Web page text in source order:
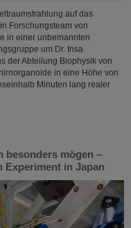
auf das
Forschungsteam von
in einer unbemannten
um Dr. Insa
der Abteilung Biophysik von
in eine Höhe von
Minuten lang realer
besonders mögen –
Experiment in Japan